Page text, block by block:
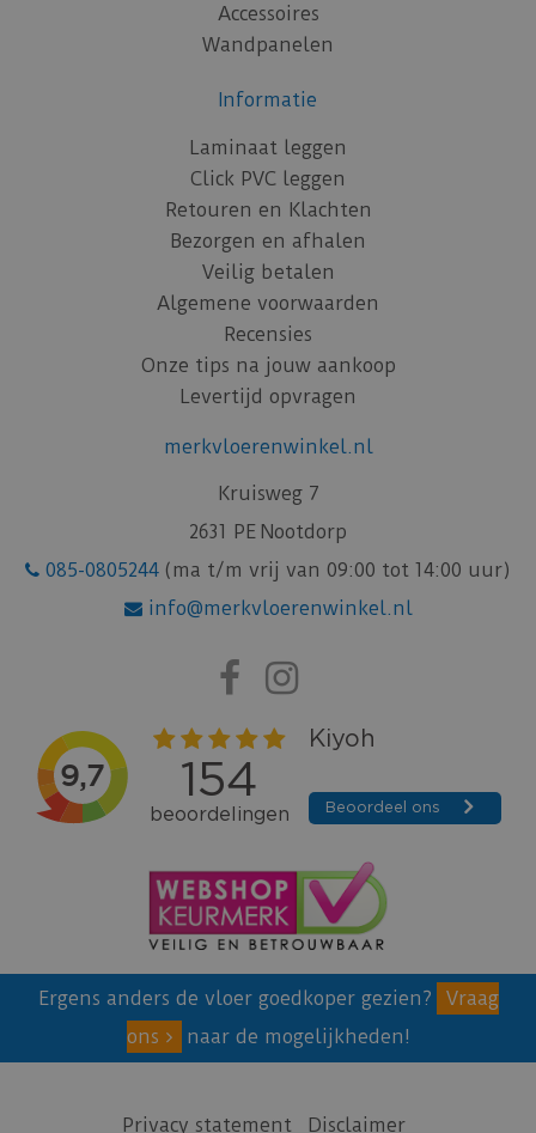
Accessoires
Wandpanelen
Informatie
Laminaat leggen
Click PVC leggen
Retouren en Klachten
Bezorgen en afhalen
Veilig betalen
Algemene voorwaarden
Recensies
Onze tips na jouw aankoop
Levertijd opvragen
merkvloerenwinkel.nl
Kruisweg 7
2631 PE Nootdorp
085-0805244 (ma t/m vrij van 09:00 tot 14:00 uur)
info@merkvloerenwinkel.nl
Ergens anders de vloer goedkoper gezien?
Vraag
ons
naar de mogelijkheden!
Privacy statement Disclaimer